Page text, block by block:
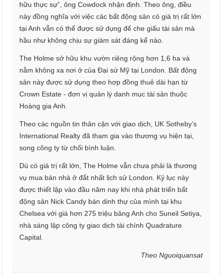
hữu thực sự”, ông Cowdock nhận định. Theo ông, điều
này đồng nghĩa với việc các bất động sản có giá trị rất lớn
tại Anh vẫn có thể được sử dụng để che giấu tài sản mà
hầu như không chịu sự giám sát đáng kể nào.
The Holme sở hữu khu vườn riêng rộng hơn 1,6 ha và
nằm không xa nơi ở của Đại sứ Mỹ tại London. Bất động
sản này được sử dụng theo hợp đồng thuê dài hạn từ
Crown Estate - đơn vị quản lý danh mục tài sản thuộc
Hoàng gia Anh.
Theo các nguồn tin thân cận với giao dịch, UK Sotheby’s
International Realty đã tham gia vào thương vụ hiện tại,
song công ty từ chối bình luận.
Dù có giá trị rất lớn, The Holme vẫn chưa phải là thương
vụ mua bán nhà ở đắt nhất lịch sử London. Kỷ lục này
được thiết lập vào đầu năm nay khi nhà phát triển bất
động sản Nick Candy bán dinh thự của mình tại khu
Chelsea với giá hơn 275 triệu bảng Anh cho Suneil Setiya,
nhà sáng lập công ty giao dịch tài chính Quadrature
Capital.
Theo Nguoiquansat